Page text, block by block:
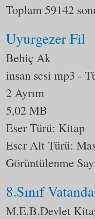
Toplam 59142
Uyurgezer Fil
Behiç Ak
insan sesi mp3 -
2 Ayrım
5,02 MB
Eser Türü: Kitap
Eser Alt Türü:
Görüntülenme
8.Sınıf
M.E.B.Devlet